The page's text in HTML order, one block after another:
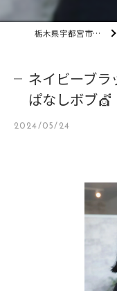
栃木県宇都宮市の美容室ult
ネイビーブラ
ぱなしボブ💇
2024/05/24